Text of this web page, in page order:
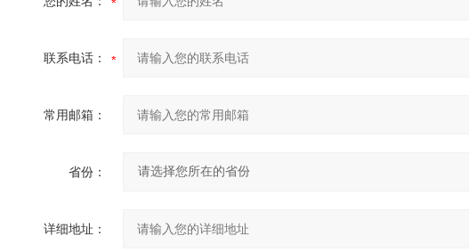
联系电话：
常用邮箱：
省份：
详细地址：